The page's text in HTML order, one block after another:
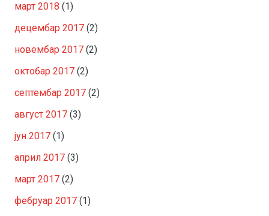
март 2018 (1)
децембар 2017 (2)
новембар 2017 (2)
октобар 2017 (2)
септембар 2017 (2)
август 2017 (3)
јун 2017 (1)
април 2017 (3)
март 2017 (2)
фебруар 2017 (1)